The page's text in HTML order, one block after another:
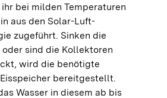
bei milden Temperaturen
aus den Solar-Luft-
zugeführt. Sinken die
sind die Kollektoren
wird die benötigte
bereitgestellt.
Wasser in diesem ab bis